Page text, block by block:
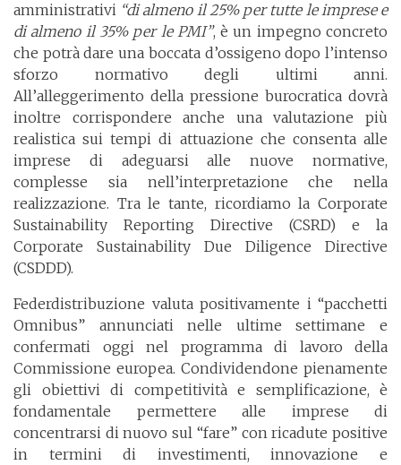
amministrativi “di almeno il 25% per tutte le imprese e
di almeno il 35% per le PMI”, è un impegno concreto
che potrà dare una boccata d’ossigeno dopo l’intenso
sforzo normativo degli ultimi anni.
All’alleggerimento della pressione burocratica dovrà
inoltre corrispondere anche una valutazione più
realistica sui tempi di attuazione che consenta alle
imprese di adeguarsi alle nuove normative,
complesse sia nell’interpretazione che nella
realizzazione. Tra le tante, ricordiamo la Corporate
Sustainability Reporting Directive (CSRD) e la
Corporate Sustainability Due Diligence Directive
(CSDDD).
Federdistribuzione valuta positivamente i “pacchetti
Omnibus” annunciati nelle ultime settimane e
confermati oggi nel programma di lavoro della
Commissione europea. Condividendone pienamente
gli obiettivi di competitività e semplificazione, è
fondamentale permettere alle imprese di
concentrarsi di nuovo sul “fare” con ricadute positive
in termini di investimenti, innovazione e